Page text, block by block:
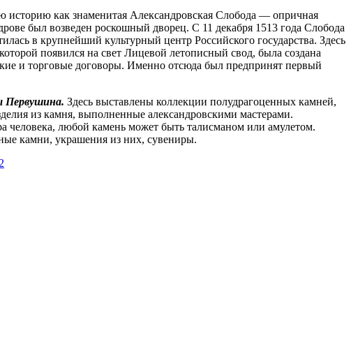
историю как знаменитая Александровская Слобода — опричная
был возведен роскошный дворец. С 11 декабря 1513 года Слобода
в крупнейший культурный центр Российского государства. Здесь
появился на свет Лицевой летописный свод, была создана
и торговые договоры. Именно отсюда был предпринят первый
Первушина. Здесь выставлены коллекции полудрагоценных камней,
из камня, выполненные александровскими мастерами.
человека, любой камень может быть талисманом или амулетом.
камни, украшения из них, сувениры.